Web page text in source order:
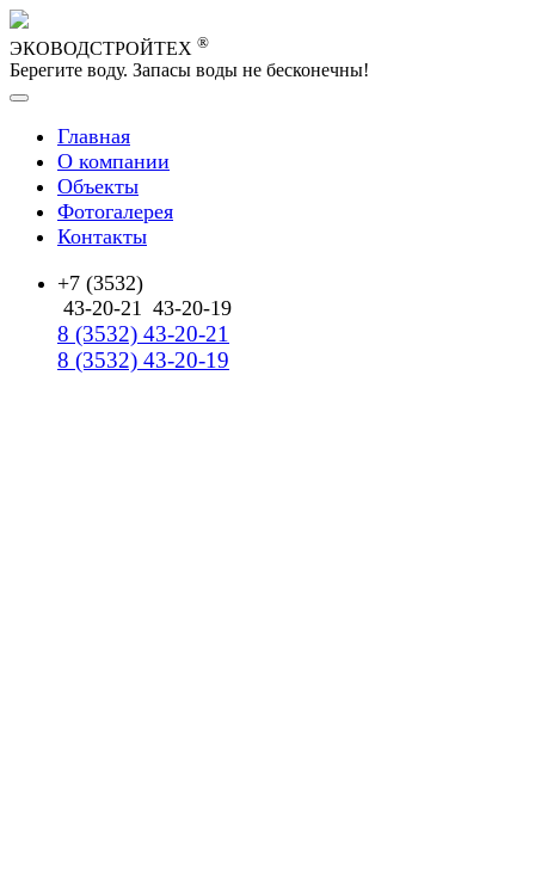
ЭКОВОДСТРОЙТЕХ ®
Берегите воду. Запасы воды не бесконечны!
Главная
О компании
Объекты
Фотогалерея
Контакты
+7 (3532)
43-20-21 43-20-19
8 (3532) 43-20-21
8 (3532) 43-20-19